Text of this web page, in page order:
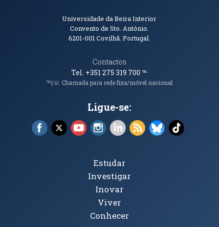
Informações de Contacto
Universidade da Beira Interior
Convento de Sto. António.
6201-001Covilhã. Portugal.
Contactos
Tel. +351 275 319 700℡
℡|☏ Chamada para rede fixa/móvel nacional
Ligue-se:
Facebook (abre em nova janela)
X (abre em nova janela)
YouTube (abre em nova janela)
Instagram (abre em nova janela)
LinkedIn (abre em nova
RSS (abre em nova
Bluesky (abre
TikTok
Tópicos Principais
Estudar
Investigar
Inovar
Viver
Conhecer